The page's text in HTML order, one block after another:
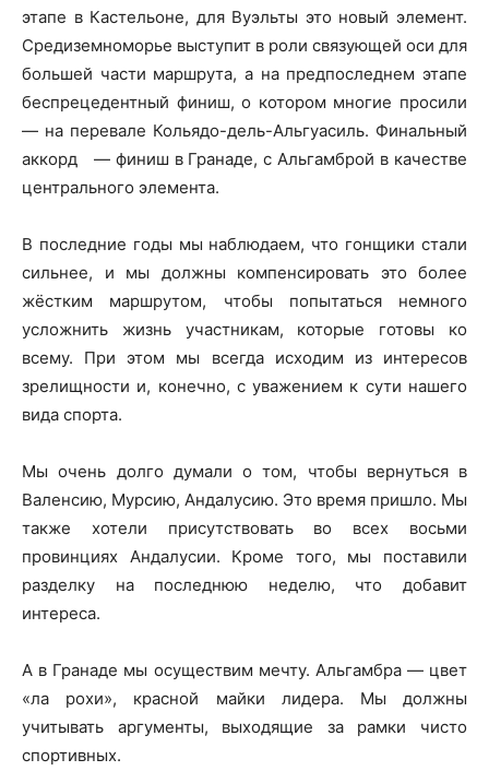
этапе в Кастельоне, для Вуэльты это новый элемент.
Средиземноморье выступит в роли связующей оси для
большей части маршрута, а на предпоследнем этапе
беспрецедентный финиш, о котором многие просили
— на перевале Кольядо-дель-Альгуасиль. Финальный
аккорд — финиш в Гранаде, с Альгамброй в качестве
центрального элемента.
В последние годы мы наблюдаем, что гонщики стали
сильнее, и мы должны компенсировать это более
жёстким маршрутом, чтобы попытаться немного
усложнить жизнь участникам, которые готовы ко
всему. При этом мы всегда исходим из интересов
зрелищности и, конечно, с уважением к сути нашего
вида спорта.
Мы очень долго думали о том, чтобы вернуться в
Валенсию, Мурсию, Андалусию. Это время пришло. Мы
также хотели присутствовать во всех восьми
провинциях Андалусии. Кроме того, мы поставили
разделку на последнюю неделю, что добавит
интереса.
А в Гранаде мы осуществим мечту. Альгамбра — цвет
«ла рохи», красной майки лидера. Мы должны
учитывать аргументы, выходящие за рамки чисто
спортивных.